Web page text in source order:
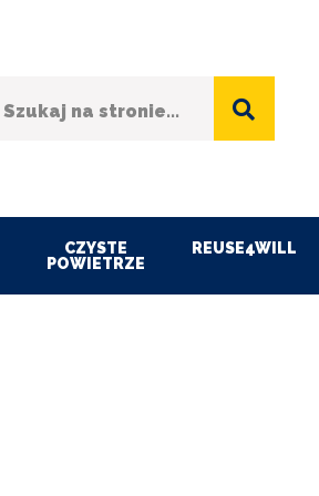
CZYSTE
POWIETRZE
REUSE4WILL